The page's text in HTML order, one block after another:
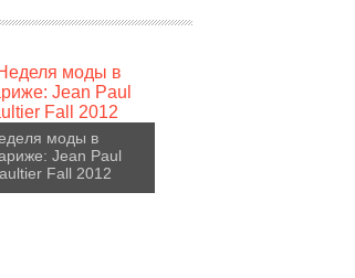
моды в
Jean Paul
Fall 2012